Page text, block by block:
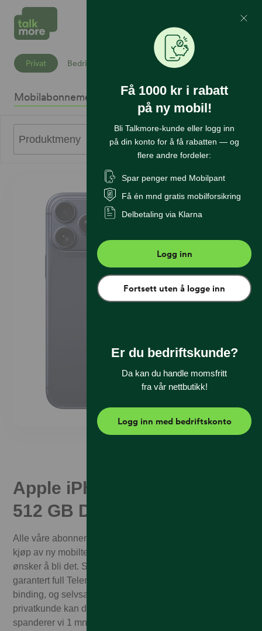
Mine Sider
Privat Bedrift
Mobilabonnement Mobiltelefoner InternettSikkerhet
Produktmeny
Apple iPhone 17 Pro Max
512 GB Dypblå
Alle våre abonnementskunder får 1.000,– i rabatt ved
kjøp av ny mobiltelefon. Enten du allerede er kunde eller
ønsker å bli det. Som Talkmore-kunde får du alltid
garantert full Telenor-dekning – til Talkmorepriser, ingen
binding, og selvsagt fri frakt og rask levering! Som
privatkunde kan du også velge delbetaling. I tillegg
spanderer vi 1 mnd med mobilforsikring!
Få 1000 kr i rabatt
på ny mobil!
Bli Talkmore-kunde eller logg inn
på din konto for å få rabatten — og
flere andre fordeler:
Spar penger med Mobilpant
Få én mnd gratis mobilforsikring
Delbetaling via Klarna
Logg inn
Fortsett uten å logge inn
Er du bedriftskunde?
Da kan du handle momsfritt
fra vår nettbutikk!
Logg inn med bedriftskonto